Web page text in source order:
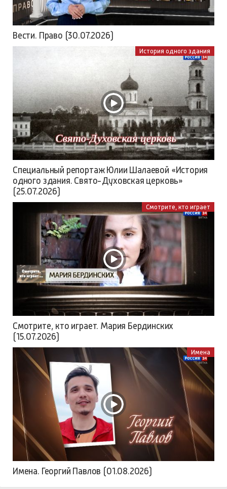
Вести. Право (30.07.2026)
История одного здания
Специальный репортаж Юлии Шалаевой «История
одного здания. Свято-Духовская церковь»
(25.07.2026)
Смотрите, кто играет
Смотрите, кто играет. Мария Бердинских
(15.07.2026)
Имена
Имена. Георгий Павлов (01.08.2026)